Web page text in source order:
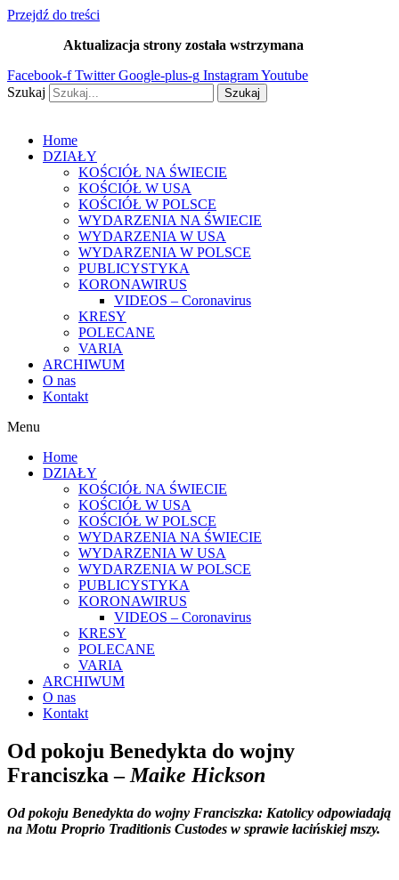
Przejdź do treści
Aktualizacja strony została wstrzymana
Facebook-f Twitter Google-plus-g InstagramYoutube
Szukaj
Szukaj
Home
DZIAŁY
KOŚCIÓŁ NA ŚWIECIE
KOŚCIÓŁ W USA
KOŚCIÓŁ W POLSCE
WYDARZENIA NA ŚWIECIE
WYDARZENIA W USA
WYDARZENIA W POLSCE
PUBLICYSTYKA
KORONAWIRUS
VIDEOS – Coronavirus
KRESY
POLECANE
VARIA
ARCHIWUM
O nas
Kontakt
Menu
Home
DZIAŁY
KOŚCIÓŁ NA ŚWIECIE
KOŚCIÓŁ W USA
KOŚCIÓŁ W POLSCE
WYDARZENIA NA ŚWIECIE
WYDARZENIA W USA
WYDARZENIA W POLSCE
PUBLICYSTYKA
KORONAWIRUS
VIDEOS – Coronavirus
KRESY
POLECANE
VARIA
ARCHIWUM
O nas
Kontakt
Od pokoju Benedykta do wojny
Franciszka – Maike Hickson
Od pokoju Benedykta do wojny Franciszka: Katolicy odpowiadają
na Motu Proprio Traditionis Custodes w sprawie łacińskiej mszy.